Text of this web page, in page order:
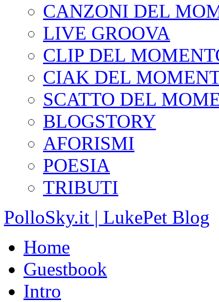
CANZONI DEL
LIVE GROOVA
CLIP DEL
CIAK DEL
SCATTO DEL
BLOGSTORY
AFORISMI
POESIA
TRIBUTI
PolloSky.it | LukePet Blog
Home
Guestbook
Intro